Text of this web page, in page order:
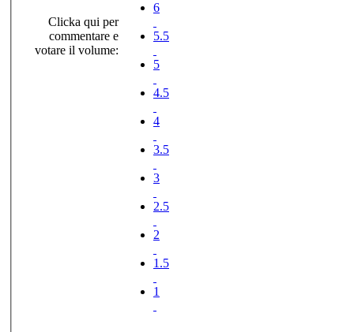
Clicka qui per
commentare e
votare il volume:
6
5.5
5
4.5
4
3.5
3
2.5
2
1.5
1